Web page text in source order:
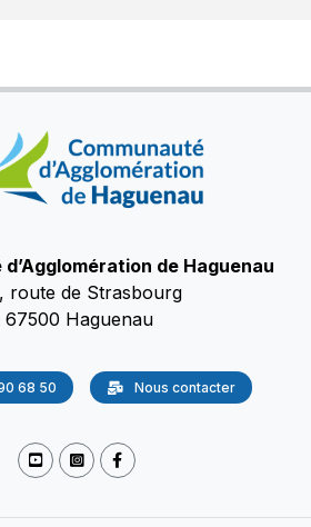
de Haguenau
route de Strasbourg
67500 Haguenau
68 50 Nous contacter